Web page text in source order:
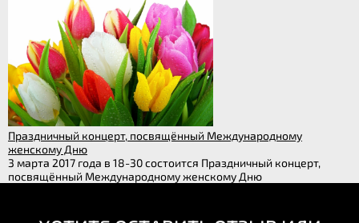
Праздничный концерт, посвящённый Международному
женскому Дню
3 марта 2017 года в 18-30 состоится Праздничный концерт,
посвящённый Международному женскому Дню